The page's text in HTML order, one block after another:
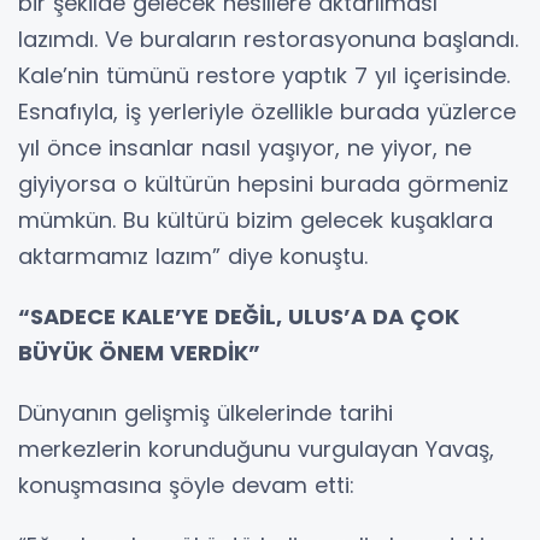
lazımdı. Ve buraların restorasyonuna başlandı.
Kale’nin tümünü restore yaptık 7 yıl içerisinde.
Esnafıyla, iş yerleriyle özellikle burada yüzlerce
yıl önce insanlar nasıl yaşıyor, ne yiyor, ne
giyiyorsa o kültürün hepsini burada görmeniz
mümkün. Bu kültürü bizim gelecek kuşaklara
aktarmamız lazım” diye konuştu.
“SADECE KALE’YE DEĞİL, ULUS’A DA ÇOK
BÜYÜK ÖNEM VERDİK”
Dünyanın gelişmiş ülkelerinde tarihi
merkezlerin korunduğunu vurgulayan Yavaş,
konuşmasına şöyle devam etti: